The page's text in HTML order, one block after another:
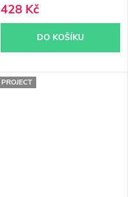
428 Kč
DO KOŠÍKU
PROJECT